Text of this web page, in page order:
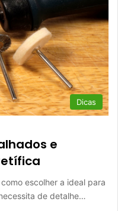
Dicas
e
escolher a ideal para
de detalhe…